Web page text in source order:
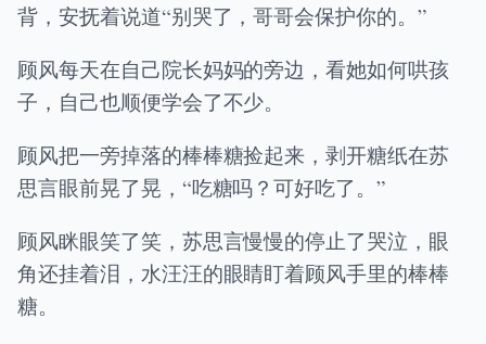
背，安抚着说道“别哭了，哥哥会保护你的。”
顾风每天在自己院长妈妈的旁边，看她如何哄孩
子，自己也顺便学会了不少。
顾风把一旁掉落的棒棒糖捡起来，剥开糖纸在苏
思言眼前晃了晃，“吃糖吗？可好吃了。”
顾风眯眼笑了笑，苏思言慢慢的停止了哭泣，眼
角还挂着泪，水汪汪的眼睛盯着顾风手里的棒棒
糖。